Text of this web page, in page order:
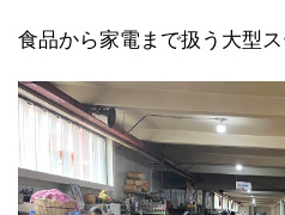
食品から家電まで扱う大型ス